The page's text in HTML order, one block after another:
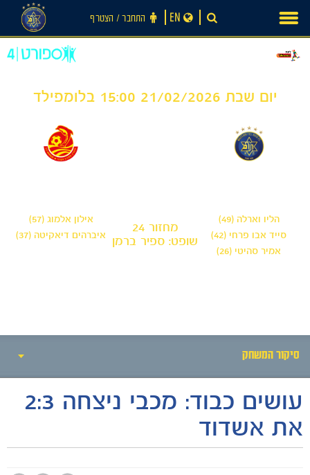
content
התחבר ‪/‬ הצטרף EN
יום שבת 21/02/2026 15:00 בלומפילד
הליו וארלה (49)
סייד אבו פרחי (42)
אמיר סהיטי (26)
אילון אלמוג (57)
איברהים דיאקיטה (37)
מחזור 24
שופט: ספיר ברמן
סיקור המשחק
אירועי המשחק
סיקור המשחק
עושים כבוד: מכבי ניצחה 2:3
את אשדוד